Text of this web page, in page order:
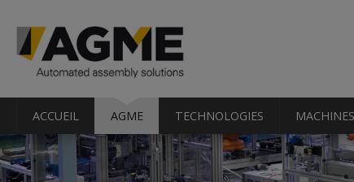
ACCUEIL AGME TECHNOLOGIES